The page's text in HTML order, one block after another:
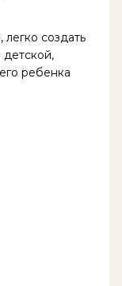
создать
ребенка